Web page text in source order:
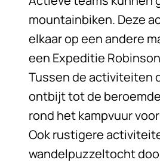
mountainbiken. Deze
elkaar op een andere
een Expeditie
Tussen de activiteiten
ontbijt tot de
rond het kampvuur
Ook rustigere
wandelpuzzeltocht